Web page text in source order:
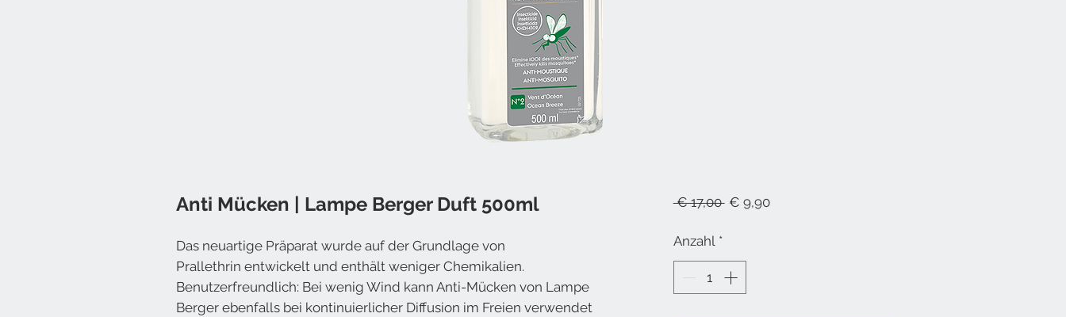
Anti Mücken | Lampe Berger Duft 500ml
Das neuartige Präparat wurde auf der Grundlage von
Prallethrin entwickelt und enthält weniger Chemikalien.
Benutzerfreundlich: Bei wenig Wind kann Anti-Mücken von Lampe
Berger ebenfalls bei kontinuierlicher Diffusion im Freien verwendet
€ 17,00 Standardpreis
€ 9,90Sale-
Anzahl *